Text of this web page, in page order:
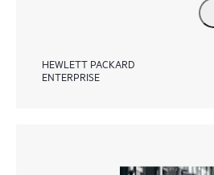
HEWLETT PACKARD
ENTERPRISE